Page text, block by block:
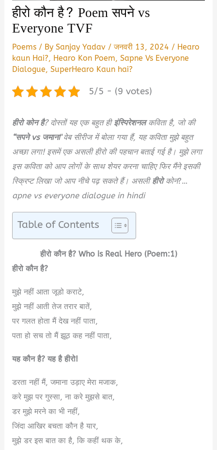
हीरो कौन है? Poem सपने vs
Everyone TVF
Poems / BySanjay Yadav /जनवरी 13, 2024 / Hearo
kaun Hai?, Hearo Kon Poem,Sapne Vs Everyone
Dialogue,SuperHearo Kaun hai?
5/5 - (9 votes)
हीरो कोन है? दोस्तों यह एक बहुत हीइंस्पिरेशनलकविता है, जो की
“सपने vs जमाना“वेब सीरीज में बोला गया हैं, यह कविता मुझे बहुत
अच्छा लगा! इसमें एक असली हीरो की पहचान बताई गई है। मुझे लगा
इस कविता को आप लोगों के साथ शेयर करना चाहिए फिर मैंने इसकी
स्क्रिप्ट लिखा जो आप नीचे पढ़ सकते हैं। असलीहीरोकोन?…
apne vs everyone dialogue in hindi
Table of Contents
हीरो कौन है? Who is Real Hero (Poem:1)
हीरो कौन है?
मुझे नहीं आता जूडो कराटे,
मुझे नहीं आती तेज तरार बातें,
पर गलत होता मैं देख नहीं पाता,
पता हो सच तो मैं झूठ कह नहीं पाता,
यह कौन है? यह है हीरो!
डरता नहीं मैं, जमाना उड़ाए मेरा मजाक,
करे मुझ पर गुस्सा, ना करे मुझसे बात,
डर मुझे मरने का भी नहीं,
जिंदा आखिर बचता कौन है यार,
मुझे डर इस बात का है, कि कहीं थक के,